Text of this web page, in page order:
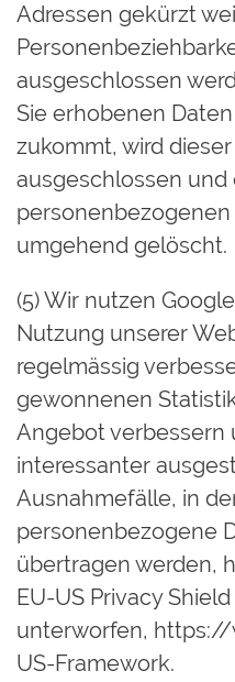
Adressen gekürzt
ausgeschlossen
Sie erhobenen
zukommt, wird
ausgeschlossen und
umgehend gelöscht.
(5) Wir nutzen
Nutzung unserer
regelmässig
gewonnenen
Angebot verbessern
interessanter
Ausnahmefälle, in
personenbezogene
übertragen werden,
EU-US Privacy Shield
unterworfen, https://
US-Framework.